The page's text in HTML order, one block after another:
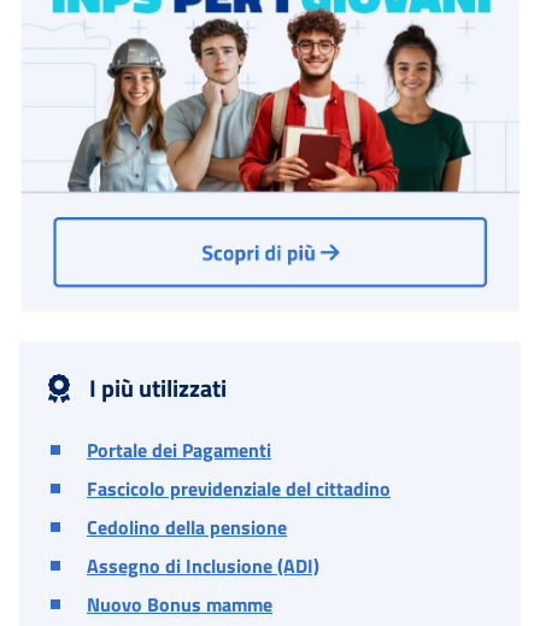
I più utilizzati
Portale dei Pagamenti
Fascicolo previdenziale del cittadino
Cedolino della pensione
Assegno di Inclusione (ADI)
Nuovo Bonus mamme